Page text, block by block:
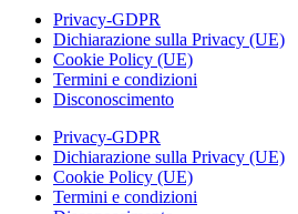
Privacy-GDPR
Dichiarazione sulla Privacy (UE)
Cookie Policy (UE)
Termini e condizioni
Disconoscimento
Privacy-GDPR
Dichiarazione sulla Privacy (UE)
Cookie Policy (UE)
Termini e condizioni